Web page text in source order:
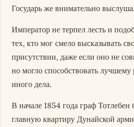
Государь же внимательно
Император не терпел лесть и
тех, кто мог смело высказывать
присутствии, даже если оно не
но могло способствовать
иного дела.
В начале 1854 года граф
главную квартиру Дунайской